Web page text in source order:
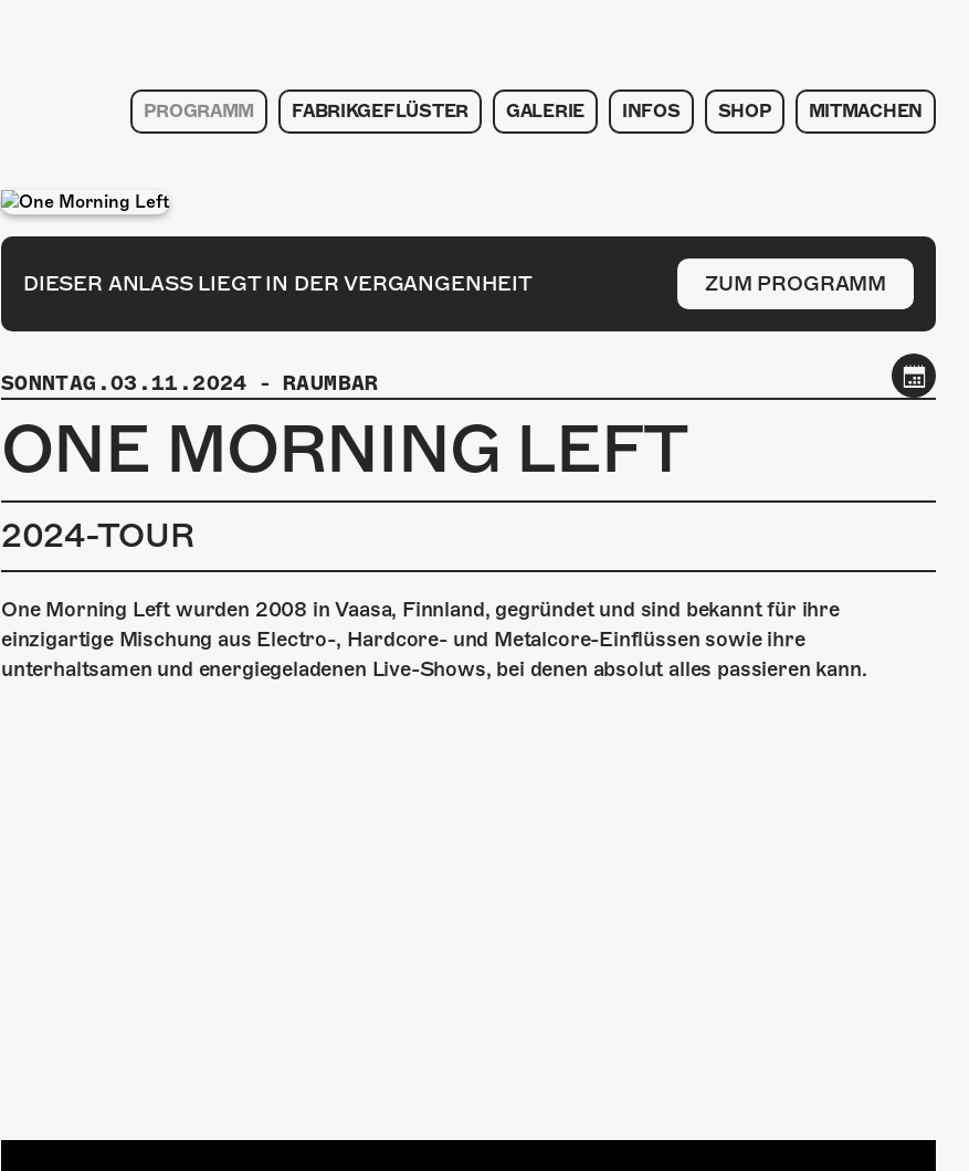
PROGRAMM FABRIKGEFLÜSTER GALERIE INFOS SHOP MITMACHEN
DIESER ANLASS LIEGT IN DER VERGANGENHEIT ZUM PROGRAMM
SONNTAG.03.11.2024 - RAUMBAR
ONE MORNING LEFT
2024-TOUR
One Morning Left wurden 2008 in Vaasa, Finnland, gegründet und sind bekannt für ihre
einzigartige Mischung aus Electro-, Hardcore- und Metalcore-Einflüssen sowie ihre
unterhaltsamen und energiegeladenen Live-Shows, bei denen absolut alles passieren kann.